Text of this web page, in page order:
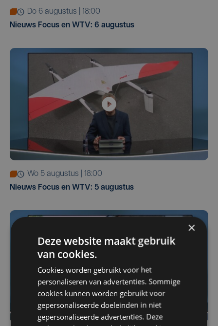
do 6 augustus | 18:00
Nieuws Focus en WTV: 6 augustus
wo 5 augustus | 18:00
Nieuws Focus en WTV: 5 augustus
×
Deze website maakt gebruik
van cookies.
Cookies worden gebruikt voor het
personaliseren van advertenties. Sommige
cookies kunnen worden gebruikt voor
gepersonaliseerde doeleinden in niet
gepersonaliseerde advertenties. Deze